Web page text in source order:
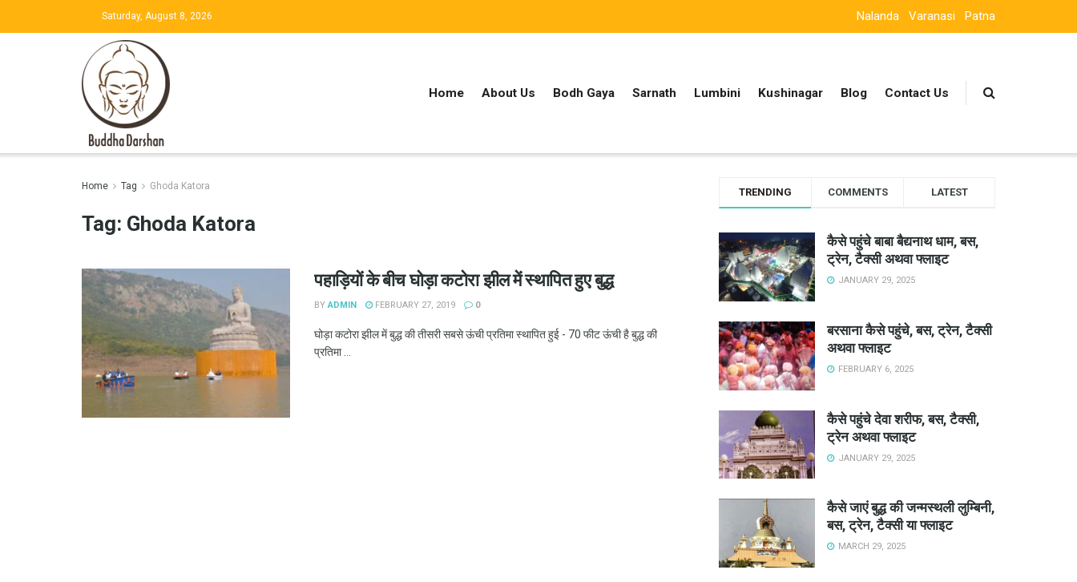
Saturday, August 8, 2026 Nalanda Varanasi Patna
Home About Us Bodh Gaya Sarnath Lumbini Kushinagar Blog Contact Us
Home Tag Ghoda Katora
Tag: Ghoda Katora
पहाड़ियों के बीच घोड़ा कटोरा झील में स्थापित हुए बुद्ध
BY ADMIN FEBRUARY 27, 2019 0
घोड़ा कटोरा झील में बुद्ध की तीसरी सबसे ऊंची प्रतिमा स्थापित हुई - 70 फीट ऊंची है बुद्ध की
प्रतिमा ...
TRENDING COMMENTS LATEST
कैसे पहुंचे बाबा बैद्यनाथ धाम, बस,
ट्रेन, टैक्सी अथवा फ्लाइट
JANUARY 29, 2025
बरसाना कैसे पहुंचे, बस, ट्रेन, टैक्सी
अथवा फ्लाइट
FEBRUARY 6, 2025
कैसे पहुंचे देवा शरीफ, बस, टैक्सी,
ट्रेन अथवा फ्लाइट
JANUARY 29, 2025
कैसे जाएं बुद्ध की जन्मस्थली लुम्बिनी,
बस, ट्रेन, टैक्सी या फ्लाइट
MARCH 29, 2025